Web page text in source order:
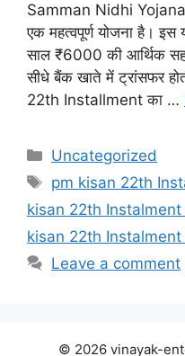
Samman Nidhi
एक महत्वपूर्ण योजना है। इस
साल ₹6000 की आर्थिक
सीधे बैंक खाते में ट्रांसफर
22th Installment का …
Categories
Uncategorized
Tags
pm kisan 22th
kisan 22th
kisan 22th
Leave a comment
© 2026 vinayak-